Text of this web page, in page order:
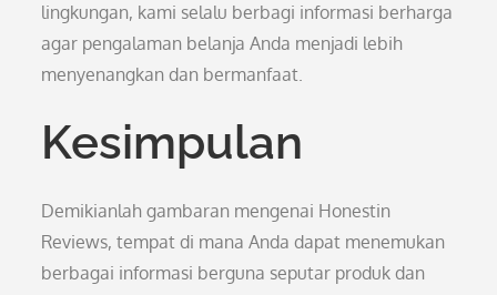
lingkungan, kami selalu berbagi informasi berharga
agar pengalaman belanja Anda menjadi lebih
menyenangkan dan bermanfaat.
Kesimpulan
Demikianlah gambaran mengenai Honestin
Reviews, tempat di mana Anda dapat menemukan
berbagai informasi berguna seputar produk dan